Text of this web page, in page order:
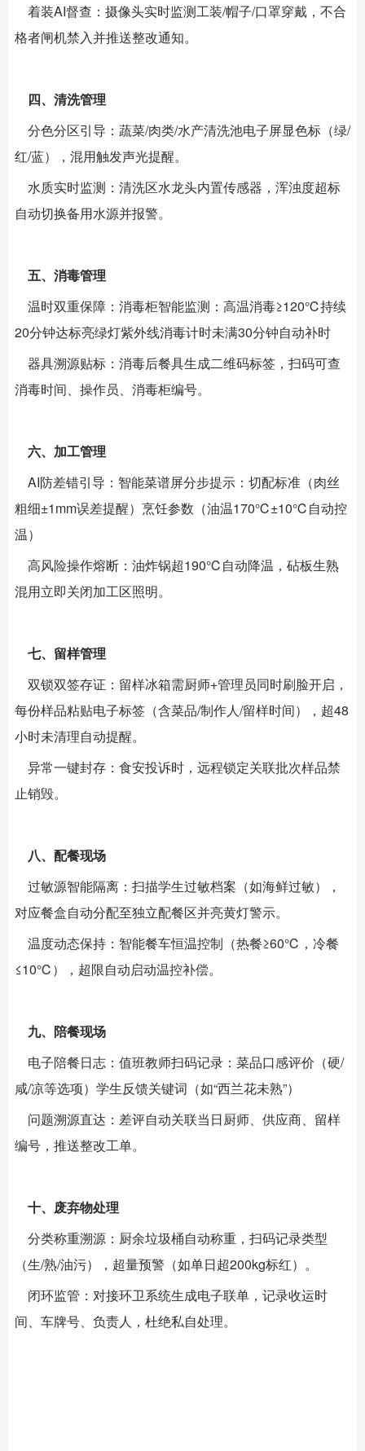
着装AI督查：摄像头实时监测工装/帽子/口罩穿戴，不合
格者闸机禁入并推送整改通知。
四、清洗管理
分色分区引导：蔬菜/肉类/水产清洗池电子屏显色标（绿/
红/蓝），混用触发声光提醒。
水质实时监测：清洗区水龙头内置传感器，浑浊度超标
自动切换备用水源并报警。
五、消毒管理
温时双重保障：消毒柜智能监测：高温消毒≥120℃持续
20分钟达标亮绿灯紫外线消毒计时未满30分钟自动补时
器具溯源贴标：消毒后餐具生成二维码标签，扫码可查
消毒时间、操作员、消毒柜编号。
六、加工管理
AI防差错引导：智能菜谱屏分步提示：切配标准（肉丝
粗细±1mm误差提醒）烹饪参数（油温170℃±10℃自动控
温）
高风险操作熔断：油炸锅超190℃自动降温，砧板生熟
混用立即关闭加工区照明。
七、留样管理
双锁双签存证：留样冰箱需厨师+管理员同时刷脸开启，
每份样品粘贴电子标签（含菜品/制作人/留样时间），超48
小时未清理自动提醒。
异常一键封存：食安投诉时，远程锁定关联批次样品禁
止销毁。
八、配餐现场
过敏源智能隔离：扫描学生过敏档案（如海鲜过敏），
对应餐盒自动分配至独立配餐区并亮黄灯警示。
温度动态保持：智能餐车恒温控制（热餐≥60℃，冷餐
≤10℃），超限自动启动温控补偿。
九、陪餐现场
电子陪餐日志：值班教师扫码记录：菜品口感评价（硬/
咸/凉等选项）学生反馈关键词（如“西兰花未熟”）
问题溯源直达：差评自动关联当日厨师、供应商、留样
编号，推送整改工单。
十、废弃物处理
分类称重溯源：厨余垃圾桶自动称重，扫码记录类型
（生/熟/油污），超量预警（如单日超200kg标红）。
闭环监管：对接环卫系统生成电子联单，记录收运时
间、车牌号、负责人，杜绝私自处理。